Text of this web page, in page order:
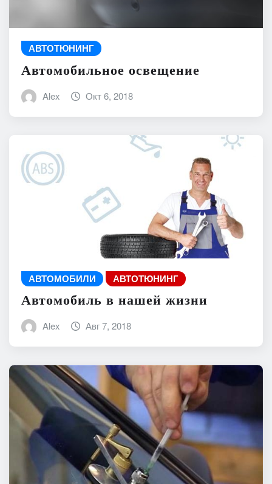
АВТОТЮНИНГ
Автомобильное освещение
Alex Окт 6, 2018
АВТОМОБИЛИ АВТОТЮНИНГ
Автомобиль в нашей жизни
Alex Авг 7, 2018